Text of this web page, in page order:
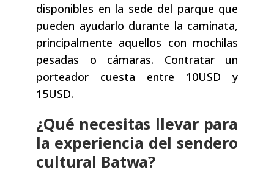
disponibles en la sede del parque que
pueden ayudarlo durante la caminata,
principalmente aquellos con mochilas
pesadas o cámaras. Contratar un
porteador cuesta entre 10USD y
15USD.
¿Qué necesitas llevar para
la experiencia del sendero
cultural Batwa?